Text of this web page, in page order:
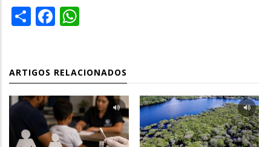
ShareFacebook
ARTIGOS RELACIONADOS